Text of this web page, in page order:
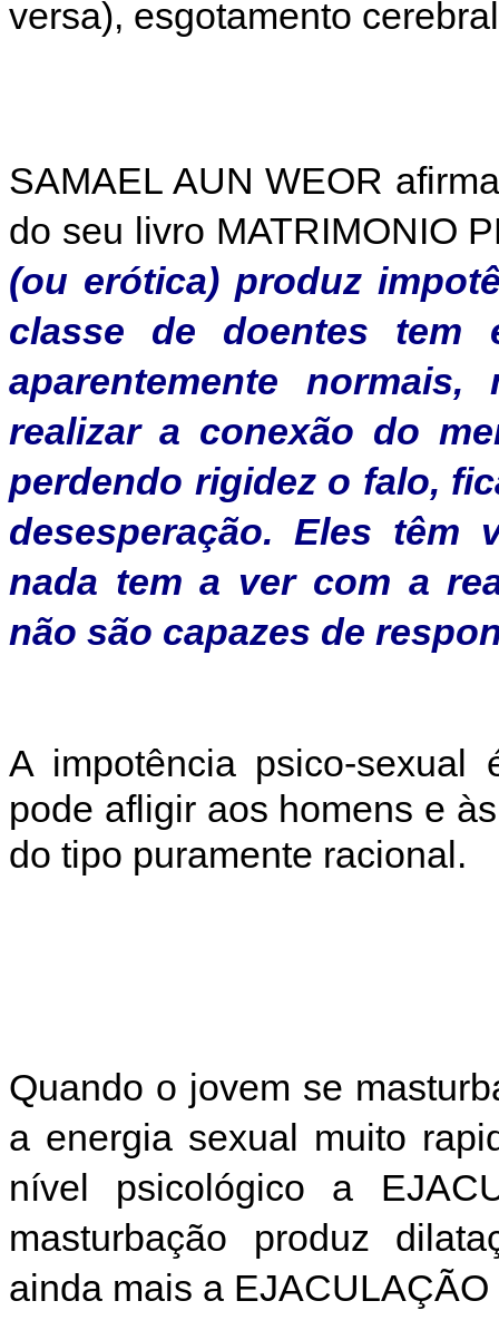
versa), esgotamento
SAMAEL AUN WEOR
do seu livro MATRIMONIO
(ou erótica) produz
classe de doentes tem
aparentemente
realizar a conexão do
perdendo rigidez o falo,
desesperação.Eles têm
nada tem a ver com a
não são capazes de
A impotência psico-
pode afligir aos homens e
do tipo puramente racional.
Quando o jovem se
a energia sexual muito
nível psicológico a
masturbação produz
ainda mais a